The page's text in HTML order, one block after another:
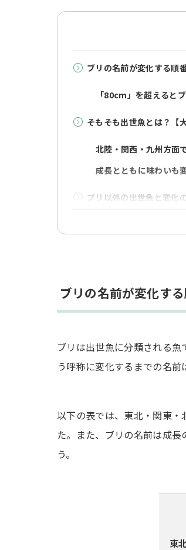
ブリの名前が変化する順
「80cm」を超えると
そもそも出世魚とは？【
北陸・関西・九州方面
成長とともに味わいも
ブリ以外の出世魚と変化
「カンパチ」「ヒラ
ブリのカレー粉焼き
ごまカンパチ
ヒラマサの竜田揚げ
ブリの名前が変化す
ブリは出世魚に分類される
う呼称に変化するまでの名前
以下の表では、東北・関東
た。また、ブリの名前は成
う。
東